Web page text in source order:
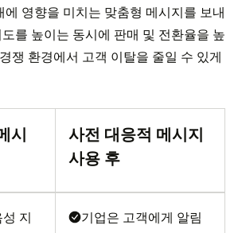
영향을 미치는 맞춤형 메시지를 보내
를 높이는 동시에 판매 및 전환율을 높
쟁 환경에서 고객 이탈을 줄일 수 있게
시
사전 대응적 메시지
사용 후
지
기업은 고객에게 알림